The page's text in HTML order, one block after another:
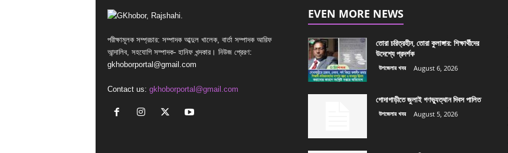
পরীক্ষামূলক সম্প্রচার: সম্পাদক আব্দুল খালেক, বার্তা সম্পাদক আরিফ
আন্দালিব, সহযোগি সম্পাদক- হানিফ খন্দকার। নিউজ প্রেরণ:
gkhoborportal@gmail.com
Contact us: gkhoborportal@gmail.com
EVEN MORE NEWS
তোরা চরিত্রহীন, তোরা কুলাঙ্গার: শিক্ষার্থীদের
উদেশ্যে প্রদর্শক
উপজেলার খবর August 6, 2026
গোদাগাড়ীতে জুলাই গণভ্যুত্থান দিবস পালিত
উপজেলার খবর August 5, 2026